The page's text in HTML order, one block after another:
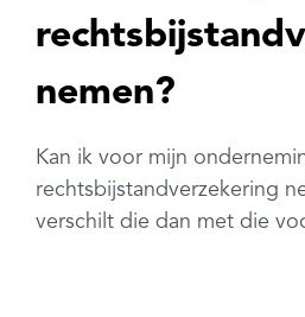
nemen?
Kan ik voor mijn
rechtsbijstandverzekering
verschilt die dan met die